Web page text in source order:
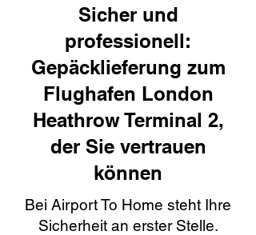
Sicher und
professionell:
Gepäcklieferung zum
Flughafen London
Heathrow Terminal 2,
der Sie vertrauen
können
Bei Airport To Home steht Ihre
Sicherheit an erster Stelle.